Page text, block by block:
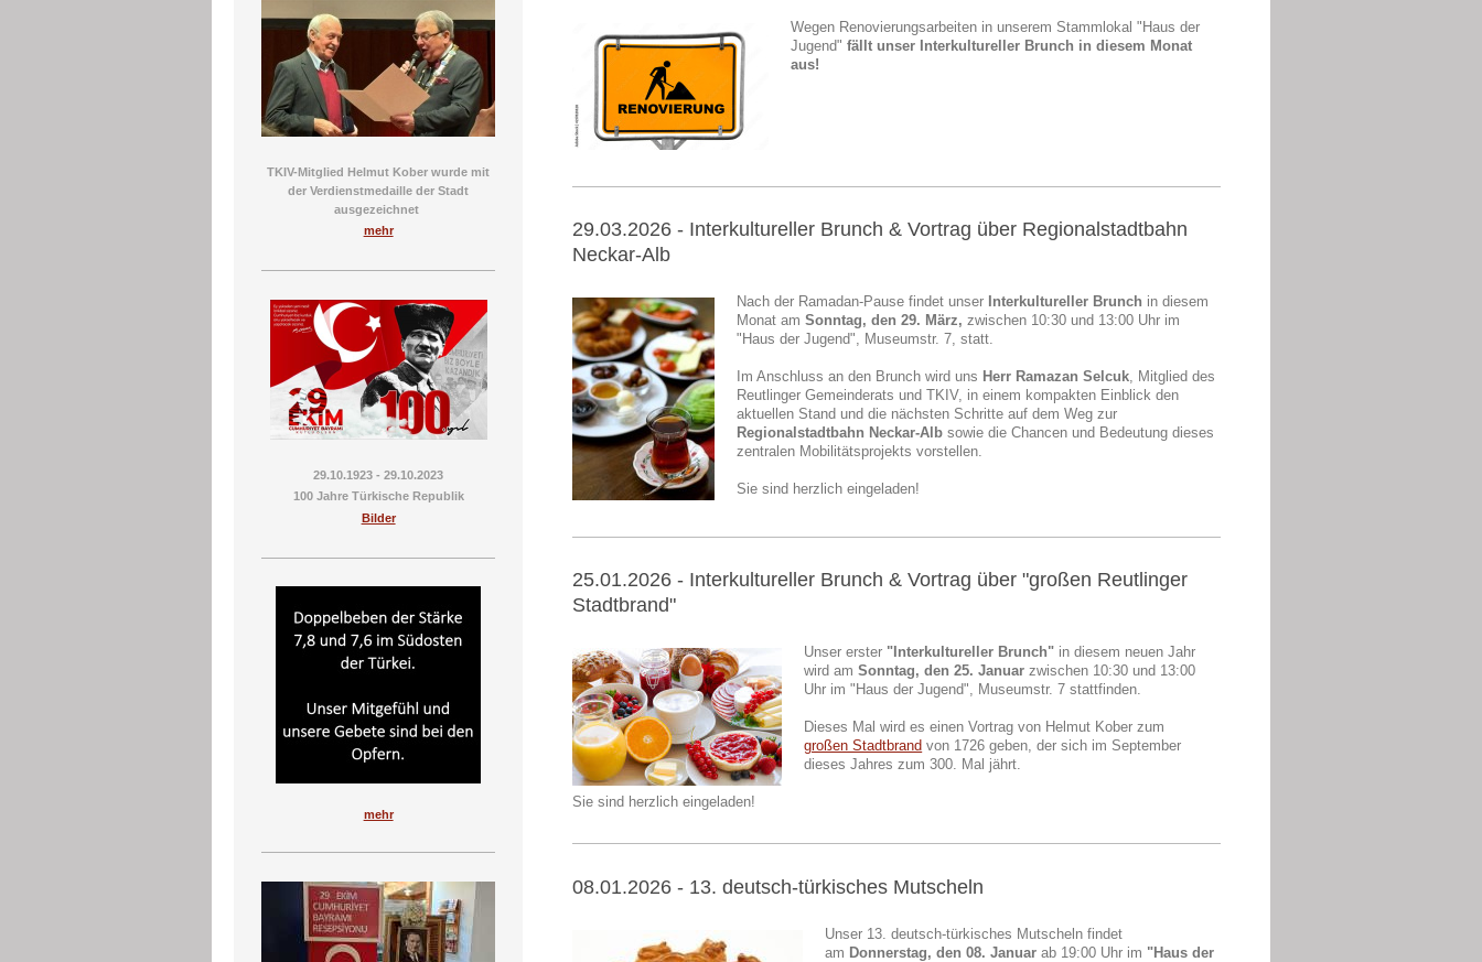
Wegen Renovierungsarbeiten in unserem Stammlokal "Haus der
Jugend"fällt unser Interkultureller Brunch in diesem Monat
aus!
29.03.2026 - Interkultureller Brunch & Vortrag über Regionalstadtbahn
Neckar-Alb
Nach der Ramadan-Pause findet unser Interkultureller Brunch in diesem
Monat amSonntag, den 29. März, zwischen 10:30 und 13:00 Uhr im
"Haus der Jugend", Museumstr. 7, statt.
Im Anschluss an den Brunch wird uns Herr Ramazan Selcuk, Mitglied des
Reutlinger Gemeinderats und TKIV, in einem kompakten Einblick den
aktuellen Stand und die nächsten Schritte auf dem Weg zur
Regionalstadtbahn Neckar-Alb sowie die Chancen und Bedeutung dieses
zentralen Mobilitätsprojekts vorstellen.
Sie sind herzlich eingeladen!
25.01.2026 - Interkultureller Brunch & Vortrag über "großen Reutlinger
Stadtbrand"
Unser erster "Interkultureller Brunch" in diesem neuen Jahr
wird amSonntag, den 25. Januar zwischen 10:30 und 13:00
Uhr im "Haus der Jugend", Museumstr. 7 stattfinden.
Dieses Mal wird es einen Vortrag von Helmut Kober zum
großen Stadtbrand von 1726 geben, der sich im September
dieses Jahres zum 300. Mal jährt.
Sie sind herzlich eingeladen!
08.01.2026 - 13. deutsch-türkisches Mutscheln
Unser 13. deutsch-türkisches Mutscheln findet
am Donnerstag, den 08. Januar ab 19:00 Uhr im "Haus der
TKIV-Mitglied Helmut Kober wurde mit
der Verdienstmedaille der Stadt
ausgezeichnet
mehr
29.10.1923 - 29.10.2023
100 Jahre Türkische Republik
Bilder
mehr